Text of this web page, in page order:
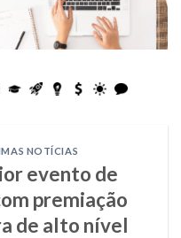
NOTÍCIAS
evento de
premiação
de alto nível